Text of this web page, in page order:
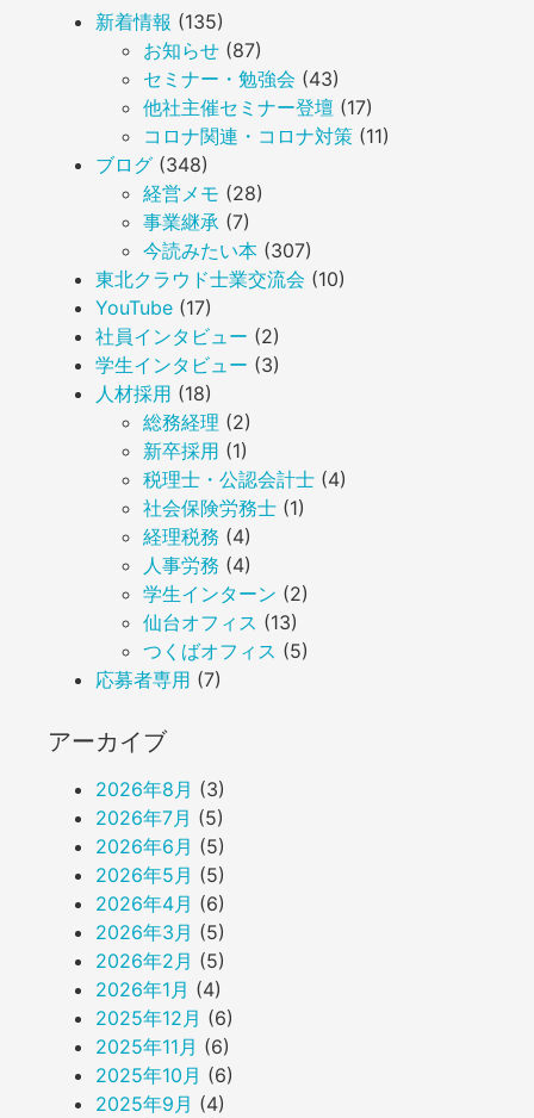
新着情報 (135)
お知らせ (87)
セミナー・勉強会 (43)
他社主催セミナー登壇 (17)
コロナ関連・コロナ対策 (11)
ブログ (348)
経営メモ (28)
事業継承 (7)
今読みたい本 (307)
東北クラウド士業交流会 (10)
YouTube (17)
社員インタビュー (2)
学生インタビュー (3)
人材採用 (18)
総務経理 (2)
新卒採用 (1)
税理士・公認会計士 (4)
社会保険労務士 (1)
経理税務 (4)
人事労務 (4)
学生インターン (2)
仙台オフィス (13)
つくばオフィス (5)
応募者専用 (7)
アーカイブ
2026年8月 (3)
2026年7月 (5)
2026年6月 (5)
2026年5月 (5)
2026年4月 (6)
2026年3月 (5)
2026年2月 (5)
2026年1月 (4)
2025年12月 (6)
2025年11月 (6)
2025年10月 (6)
2025年9月 (4)